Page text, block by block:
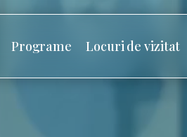
Programe Locuri de vizitat